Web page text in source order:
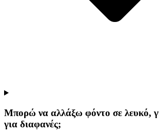
Μπορώ να αλλάξω φόντο σε λευκό,
για διαφανές;